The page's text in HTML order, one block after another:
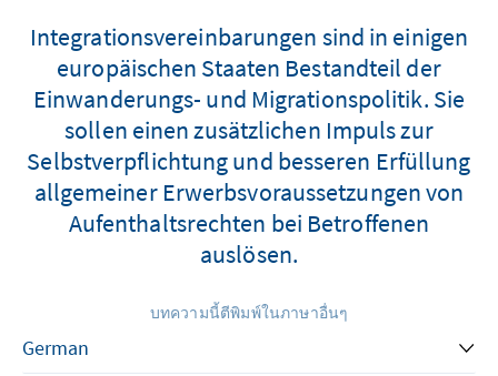
Integrationsvereinbarungen sind in einigen
europäischen Staaten Bestandteil der
Einwanderungs- und Migrationspolitik. Sie
sollen einen zusätzlichen Impuls zur
Selbstverpflichtung und besseren Erfüllung
allgemeiner Erwerbsvoraussetzungen von
Aufenthaltsrechten bei Betroffenen
auslösen.
บทความนี้ตีพิมพ์ในภาษาอื่นๆ